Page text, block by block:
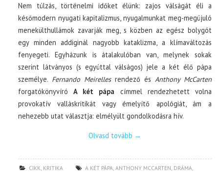
Nem túlzás, történelmi időket élünk: zajos válságát éli a
későmodern nyugati kapitalizmus, nyugalmunkat meg-megújuló
menekülthullámok zavarják meg, s közben az egész bolygót
egy minden addiginál nagyobb kataklizma, a klímaváltozás
fenyegeti. Egyházunk is átalakulóban van, melynek sokak
szerint látványos (s egyúttal válságos) jele a két élő pápa
személye. Fernando Meirellesrendező és Anthony McCarten
forgatókönyvíróA két pápa címmel rendezhetett volna
provokatív valláskritikát vagy émelyítő apológiát, ám a
nehezebb utat választja: elmélyült gondolkodásra hív.
Olvasd tovább →
CIKK KRITIKA A KÉT PÁPA ,ANTHONY MCCARTEN DRÁMA